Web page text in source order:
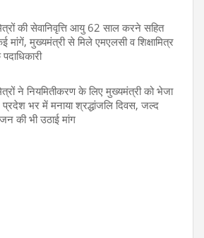
की सेवानिवृत्ति आयु 62 साल करने सहित
मांगें, मुख्यमंत्री से मिले एमएलसी व शिक्षामित्र
ने नियमितीकरण के लिए मुख्यमंत्री को भेजा
प्रदेश भर में मनाया श्रद्धांजलि दिवस, जल्द
की भी उठाई मांग